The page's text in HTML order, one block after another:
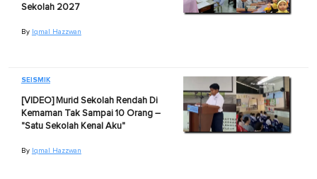
Sekolah 2027
By Iqmal Hazzwan
SEISMIK
[VIDEO] Murid Sekolah Rendah Di
Kemaman Tak Sampai 10 Orang –
"Satu Sekolah Kenal Aku"
By Iqmal Hazzwan